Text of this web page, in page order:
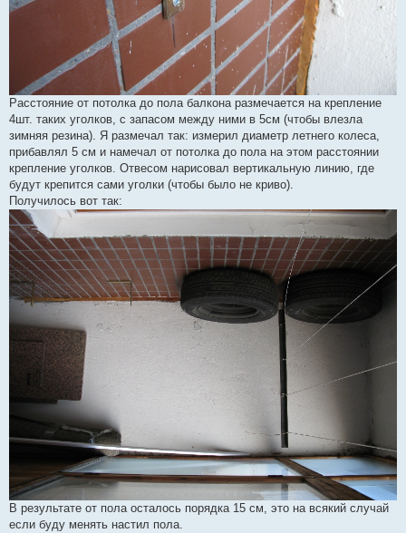
Расстояние от потолка до пола балкона размечается на крепление
4шт. таких уголков, с запасом между ними в 5см (чтобы влезла
зимняя резина). Я размечал так: измерил диаметр летнего колеса,
прибавлял 5 см и намечал от потолка до пола на этом расстоянии
крепление уголков. Отвесом нарисовал вертикальную линию, где
будут крепится сами уголки (чтобы было не криво).
Получилось вот так:
В результате от пола осталось порядка 15 см, это на всякий случай
если буду менять настил пола.